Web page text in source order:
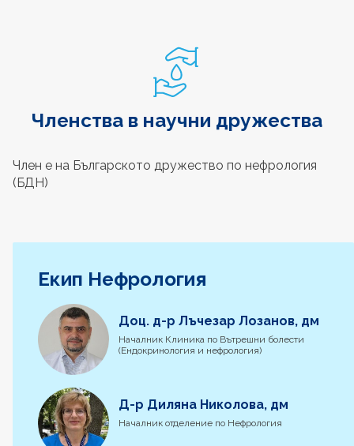
Членства в научни дружества
Член е на Българското дружество по нефрология
(БДН)
Екип Нефрология
Доц. д-р Лъчезар Лозанов, дм
Началник Клиника по Вътрешни болести
(Ендокринология и нефрология)
Д-р Диляна Николова, дм
Началник отделение по Нефрология